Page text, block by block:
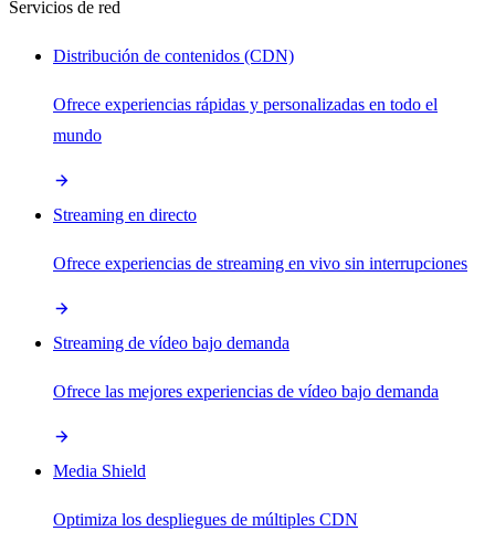
Servicios de red
Distribución de contenidos (CDN)
Ofrece experiencias rápidas y personalizadas en todo el
mundo
Streaming en directo
Ofrece experiencias de streaming en vivo sin interrupciones
Streaming de vídeo bajo demanda
Ofrece las mejores experiencias de vídeo bajo demanda
Media Shield
Optimiza los despliegues de múltiples CDN